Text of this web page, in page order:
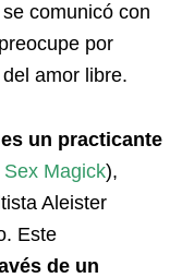
comunicó con
por
amor libre.
un practicante
Sex Magick),
Aleister
Este
de un